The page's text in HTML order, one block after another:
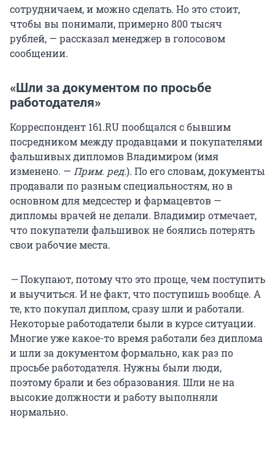
сотрудничаем, и можно сделать. Но это стоит,
чтобы вы понимали, примерно 800 тысяч
рублей, — рассказал менеджер в голосовом
сообщении.
«Шли за документом по просьбе
работодателя»
Корреспондент 161.RU пообщался с бывшим
посредником между продавцами и покупателями
фальшивых дипломов Владимиром (имя
изменено. — Прим. ред.). По его словам, документы
продавали по разным специальностям, но в
основном для медсестер и фармацевтов —
дипломы врачей не делали. Владимир отмечает,
что покупатели фальшивок не боялись потерять
свои рабочие места.
—Покупают, потому что это проще, чем поступить
и выучиться. И не факт, что поступишь вообще. А
те, кто покупал диплом, сразу шли и работали.
Некоторые работодатели были в курсе ситуации.
Многие уже какое-то время работали без диплома
и шли за документом формально, как раз по
просьбе работодателя. Нужны были люди,
поэтому брали и без образования. Шли не на
высокие должности и работу выполняли
нормально.